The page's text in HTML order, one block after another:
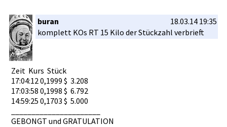
buran
18.03.14 19:35
komplett KOs RT 15 Kilo der Stückzahl verbrieft
Zeit Kurs Stück­
17:04:12 0,1999 $ 3.208­
17:03:58 0,1998 $ 6.792­
14:59:25 0,1703 $ 5.000­
GEBONGT und GRATULATIO­N